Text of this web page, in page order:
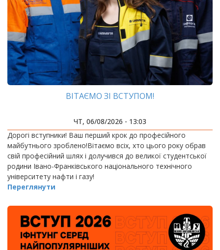
ВІТАЄМО ЗІ ВСТУПОМ!
ЧТ, 06/08/2026 - 13:03
Дорогі вступники! Ваш перший крок до професійного
майбутнього зроблено!Вітаємо всіх, хто цього року обрав
свій професійний шлях і долучився до великої студентської
родини Івано-Франківського національного технічного
університету нафти і газу!
Переглянути